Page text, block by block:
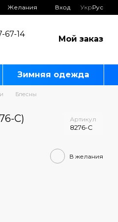
Желания Вход УкрРус
67-14
Мой заказ
Зимняя одежда
Блесны
C) Артикул
8276-C
В желания